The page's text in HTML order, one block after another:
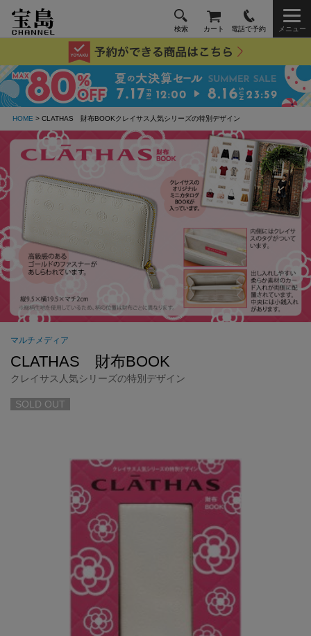
検索 カート 電話で予約 メニュー
HOME > CLATHAS 財布BOOKクレイサス人気シリーズの特別デザイン
マルチメディア
CLATHAS 財布BOOK
クレイサス人気シリーズの特別デザイン
SOLD OUT